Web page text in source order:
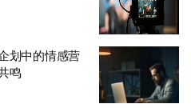
划中的情感营
鸣